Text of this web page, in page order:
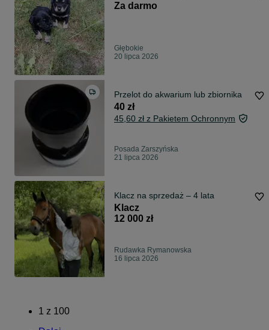
Za darmo
Głębokie
20 lipca 2026
Przelot do akwarium lub zbiornika
40 zł
45,60 zł z Pakietem Ochronnym
Posada Zarszyńska
21 lipca 2026
Klacz na sprzedaż – 4 lata
Klacz
12 000 zł
Rudawka Rymanowska
16 lipca 2026
1 z 100